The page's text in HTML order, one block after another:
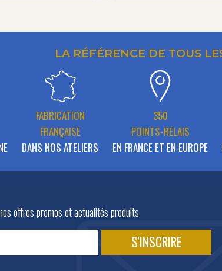
LA RÉFÉRENCE DE TOUS
FABRICATION
FRANÇAISE
DANS NOS ATELIERS
350
POINTS-RELAIS
EN FRANCE ET EN EUROPE
offres promos et actualités produits